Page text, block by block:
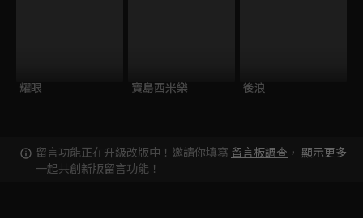
耀眼 寶島西米樂 後浪
留言功能正在升級改版中！邀請你填寫 留言板調查 ，
一起共創新版留言功能！
顯示更多